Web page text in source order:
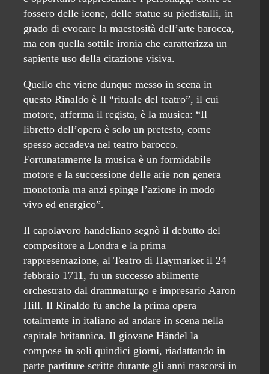
fossero delle icone, delle statue su piedistalli, in
grado di evocare la maestosità dell’arte barocca,
ma con quella sottile ironia che caratterizza un
sapiente uso della citazione visiva.
Quello che viene dunque messo in scena in
questo Rinaldo è Il “rituale del teatro”, il cui
motore, afferma il regista, è la musica: “Il
libretto dell’opera è solo un pretesto, come
spesso accadeva nel teatro barocco.
Fortunatamente la musica è un formidabile
motore e la successione delle arie non genera
monotonia ma anzi spinge l’azione in modo
vivo ed energico”.
Il capolavoro handeliano segnò il debutto del
compositore a Londra e la prima
rappresentazione, al Teatro di Haymarket il 24
febbraio 1711, fu un successo abilmente
orchestrato dal drammaturgo e impresario Aaron
Hill. Il Rinaldo fu anche la prima opera
totalmente in italiano ad andare in scena nella
capitale britannica. Il giovane Händel la
compose in soli quindici giorni, riadattando in
parte partiture scritte durante gli anni trascorsi in